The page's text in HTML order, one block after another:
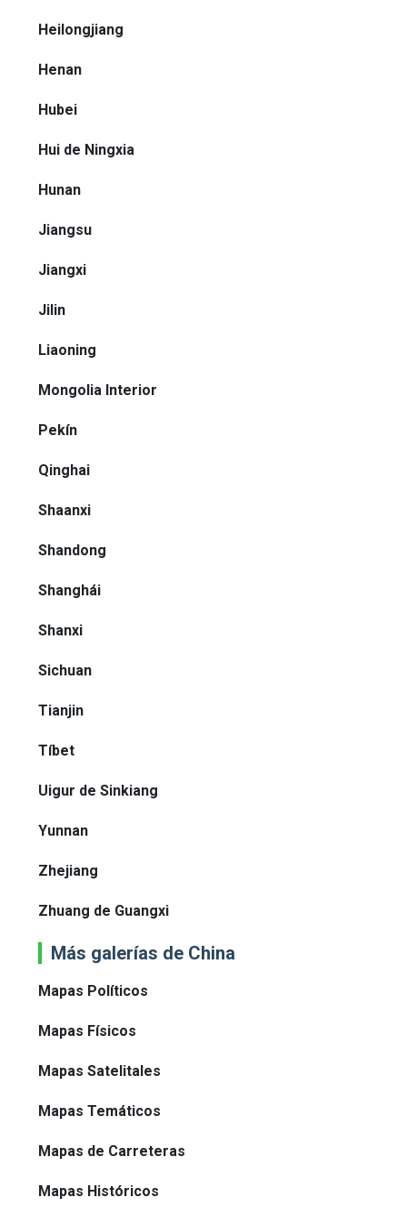
Heilongjiang
Henan
Hubei
Hui de Ningxia
Hunan
Jiangsu
Jiangxi
Jilin
Liaoning
Mongolia Interior
Pekín
Qinghai
Shaanxi
Shandong
Shanghái
Shanxi
Sichuan
Tianjin
Tíbet
Uigur de Sinkiang
Yunnan
Zhejiang
Zhuang de Guangxi
Más galerías de China
Mapas Políticos
Mapas Físicos
Mapas Satelitales
Mapas Temáticos
Mapas de Carreteras
Mapas Históricos